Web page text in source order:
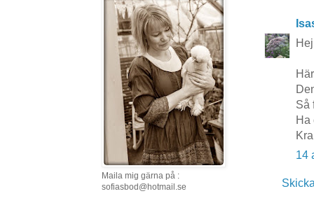
Så
Ha
14
Maila mig gärna på :
sofiasbod@hotmail.se